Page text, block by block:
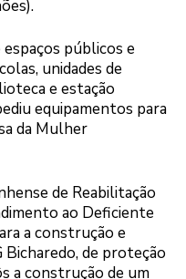
públicos e
unidades de
e estação
equipamentos para
da Mulher
de Reabilitação
ao Deficiente
a construção e
Bicharedo, de proteção
a construção de um